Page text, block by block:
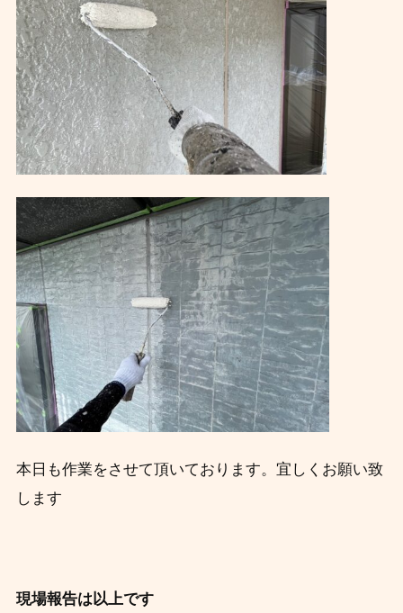
本日も作業をさせて頂いております。宜しくお願い致
します
現場報告は以上です